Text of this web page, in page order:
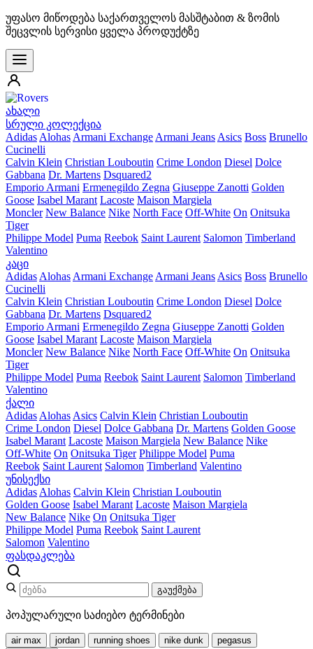
უფასო მიწოდება საქართველოს მასშტაბით & ზომის
შეცვლის სერვისი ყველა პროდუქტზე
ახალი
სრული კოლექცია
Adidas Alohas Armani Exchange Armani Jeans Asics Boss Brunello
Cucinelli
Calvin Klein Christian Louboutin Crime London Diesel Dolce
Gabbana Dr. Martens Dsquared2
Emporio Armani Ermenegildo Zegna Giuseppe Zanotti Golden
Goose Isabel Marant Lacoste Maison Margiela
Moncler New Balance Nike North Face Off-White On Onitsuka
Tiger
Philippe Model Puma Reebok Saint Laurent Salomon Timberland
Valentino
კაცი
Adidas Alohas Armani Exchange Armani Jeans Asics Boss Brunello
Cucinelli
Calvin Klein Christian Louboutin Crime London Diesel Dolce
Gabbana Dr. Martens Dsquared2
Emporio Armani Ermenegildo Zegna Giuseppe Zanotti Golden
Goose Isabel Marant Lacoste Maison Margiela
Moncler New Balance Nike North Face Off-White On Onitsuka
Tiger
Philippe Model Puma Reebok Saint Laurent Salomon Timberland
Valentino
ქალი
Adidas Alohas Asics Calvin Klein Christian Louboutin
Crime London Diesel Dolce Gabbana Dr. Martens Golden Goose
Isabel Marant Lacoste Maison Margiela New Balance Nike
Off-White On Onitsuka Tiger Philippe Model Puma
Reebok Saint Laurent Salomon Timberland Valentino
უნისექსი
Adidas Alohas Calvin Klein Christian Louboutin
Golden Goose Isabel Marant Lacoste Maison Margiela
New Balance Nike On Onitsuka Tiger
Philippe Model Puma Reebok Saint Laurent
Salomon Valentino
ფასდაკლება
გაუქმება
პოპულარული საძიებო ტერმინები
air max jordan running shoes nike dunk
pegasus